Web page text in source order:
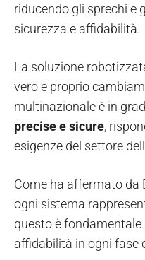
riducendo gli sprechi e
sicurezza e affidabilità.
La soluzione
vero e proprio
multinazionale è in
precise e sicure,
esigenze del settore
Come ha affermato da
ogni sistema
questo è
affidabilità in ogni fase